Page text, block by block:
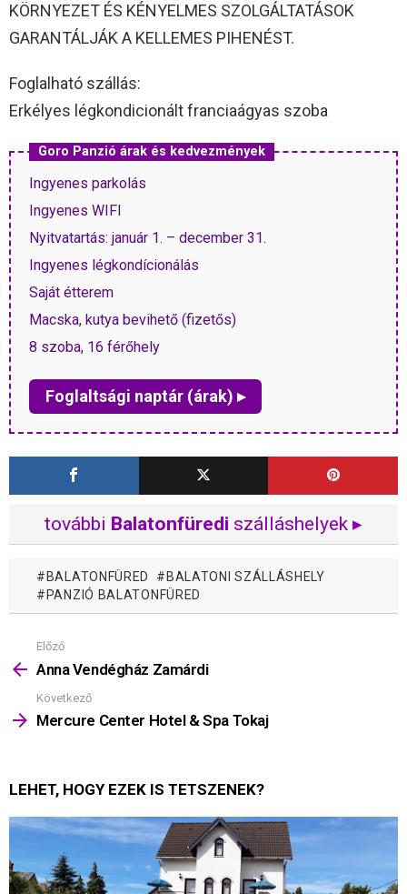
KÖRNYEZET ÉS KÉNYELMES SZOLGÁLTATÁSOK
GARANTÁLJÁK A KELLEMES PIHENÉST.
Foglalható szállás:
Erkélyes légkondicionált franciaágyas szoba
Goro Panzió árak és kedvezmények
Ingyenes parkolás
Ingyenes WIFI
Nyitvatartás: január 1. – december 31.
Ingyenes légkondícionálás
Saját étterem
Macska, kutya bevihető (fizetős)
8 szoba, 16 férőhely
Foglaltsági naptár (árak) ▸
további Balatonfüredi szálláshelyek ▸
BALATONFÜRED
BALATONI SZÁLLÁSHELY
PANZIÓ BALATONFÜRED
Mutass
többet
Előző
Anna Vendégház Zamárdi
Következő
Mercure Center Hotel & Spa Tokaj
LEHET, HOGY EZEK IS TETSZENEK?